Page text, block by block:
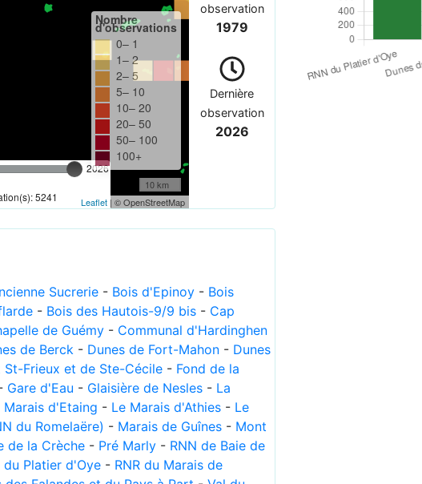
2026
5241
Nombre
d'observations
0– 1
1– 2
2– 5
5– 10
10– 20
20– 50
50– 100
100+
10 km
Leaflet| © OpenStreetMap
observation
1979
Dernière
observation
2026
Sucrerie - Bois d'Epinoy - Bois
- Bois des Hautois-9/9 bis - Cap
de Guémy - Communal d'Hardinghen
de Berck - Dunes de Fort-Mahon - Dunes
St-Frieux et de Ste-Cécile - Fond de la
Gare d'Eau - Glaisière de Nesles - La
Marais d'Etaing - Le Marais d'Athies - Le
du Romelaëre) - Marais de Guînes - Mont
de la Crèche - Pré Marly - RNN de Baie de
du Platier d'Oye - RNR du Marais de